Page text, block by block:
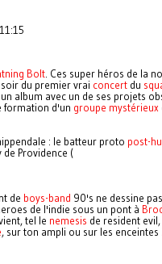
Bolt . Ces super héros de la
du premier vrai concert du
album avec un de ses projets
formation d'un groupe mystérieux
: le batteur proto post-
Providence (
de boys-band 90's ne dessine
de l'indie sous un pont à
tel le nemesis de resident
, sur ton ampli ou sur les enceintes